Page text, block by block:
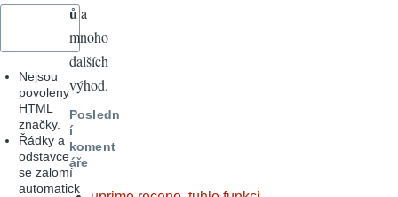
Nejsou
povoleny
HTML
značky.
Řádky a
odstavce
se zalomí
automatick
ůa
mnoho
dalších
výhod.
Posledn
í
koment
áře